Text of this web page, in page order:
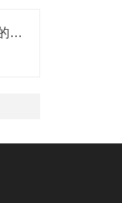
多家主流媒体报道北外主办的首届“中华文明传播力影响力高端论坛”